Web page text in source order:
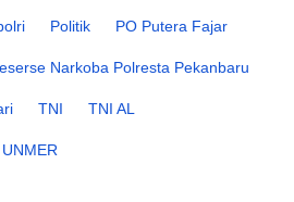
Politik PO Putera Fajar
Narkoba Polresta Pekanbaru
TNI TNI AL
UNMER